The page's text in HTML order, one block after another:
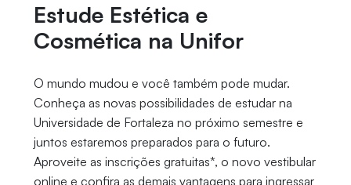
Estude Estética e
Cosmética na Unifor
O mundo mudou e você também pode mudar.
Conheça as novas possibilidades de estudar na
Universidade de Fortaleza no próximo semestre e
juntos estaremos preparados para o futuro.
Aproveite as inscrições gratuitas*, o novo vestibular
online e confira as demais vantagens para ingressar